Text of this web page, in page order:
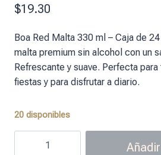
$19.30
Boa Red Malta 330 ml – Caja de
malta premium sin alcohol con un
Refrescante y suave. Perfecta
fiestas y para disfrutar a diario.
20 disponibles